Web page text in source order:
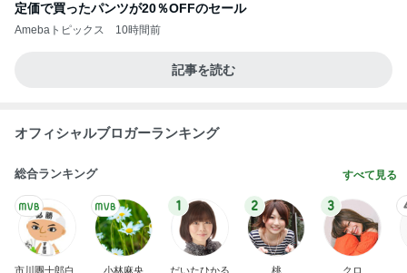
定価で買ったパンツが20％OFFのセール
Amebaトピックス 10時間前
記事を読む
オフィシャルブロガーランキング
総合ランキング すべて見る
市川團十郎白
小林麻央
1
だいたひかる
2
桃
3
クロ